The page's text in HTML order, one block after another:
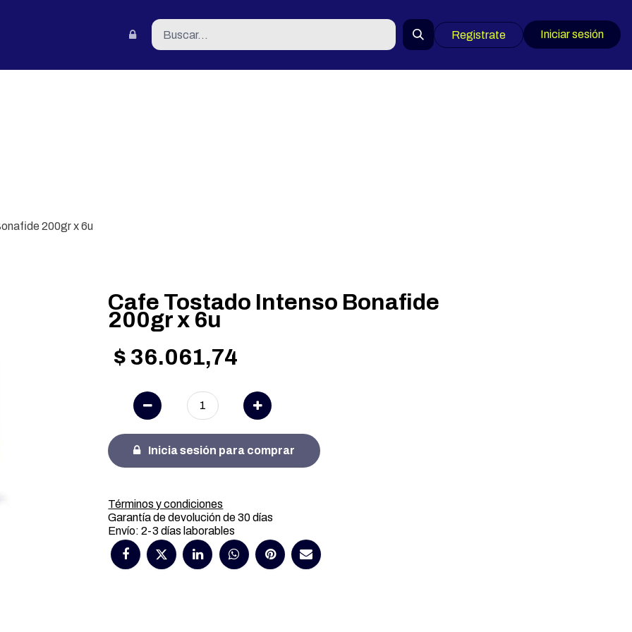
Registrate Iniciar sesión
200gr x 6u
Cafe Tostado Intenso Bonafide
200gr x 6u
$ 36.061,74
Inicia sesión para comprar
Términos y condiciones
Garantía de devolución de 30 días
Envío: 2-3 días laborables